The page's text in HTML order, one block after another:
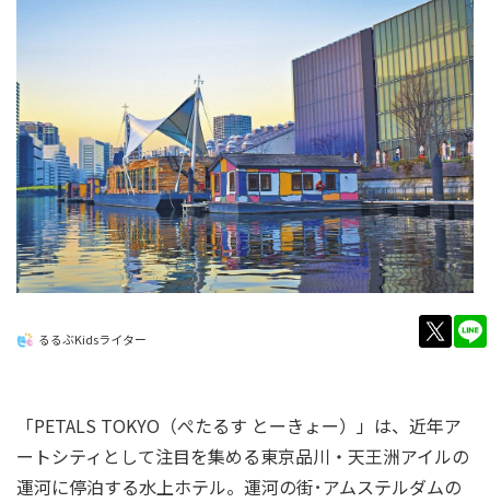
るるぶKidsライター
「PETALS TOKYO（ぺたるす とーきょー）」は、近年ア
ートシティとして注目を集める東京品川・天王洲アイルの
運河に停泊する水上ホテル。運河の街･アムステルダムの